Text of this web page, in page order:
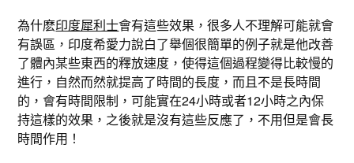
為什麽印度犀利士會有這些效果，很多人不理解可能就會
有誤區，印度希愛力說白了舉個很簡單的例子就是他改善
了體內某些東西的釋放速度，使得這個過程變得比較慢的
進行，自然而然就提高了時間的長度，而且不是長時間
的，會有時間限制，可能實在24小時或者12小時之內保
持這樣的效果，之後就是沒有這些反應了，不用但是會長
時間作用！